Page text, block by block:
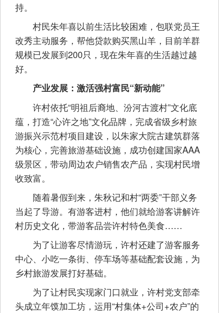
持。
村民朱年喜以前生活比较困难，包联党员王
改秀主动服务，帮他贷款购买黑山羊，目前羊群
规模已发展到200只，现在朱年喜的生活越过越
好。
产业发展：激活强村富民“新动能”
许村依托“明祖后裔地、汾河古渡村”文化底
蕴，打造“心许之地”文化品牌，完成省级乡村旅
游振兴示范村项目建设，以朱家大院古建筑群落
为核心，完善旅游基础设施，成功创建国家AAA
级景区，带动周边农户销售农产品，实现村民增
收致富。
随着暑假到来，朱秋记和村“两委”干部义务
当起了导游。有游客进村，他们就给游客讲解许
村历史文化，带游客品尝许村特色美食……
为了让游客尽情游玩，许村还建了游客服务
中心、小吃一条街、停车场等基础配套设施，为
乡村旅游发展打好基础。
为了让村民实现家门口就业，许村党支部牵
头成立年馍加工坊，运用“村集体+公司+农户”的